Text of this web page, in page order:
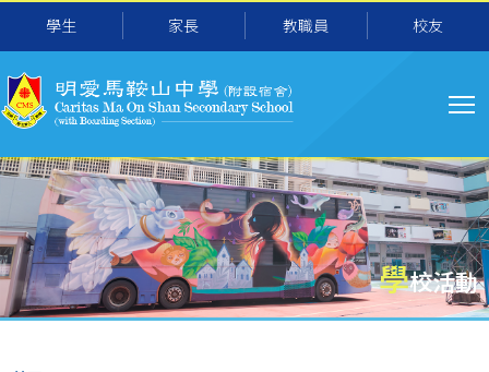
移至主內容
學生 家長 教職員 校友
主
航
學校活動
導